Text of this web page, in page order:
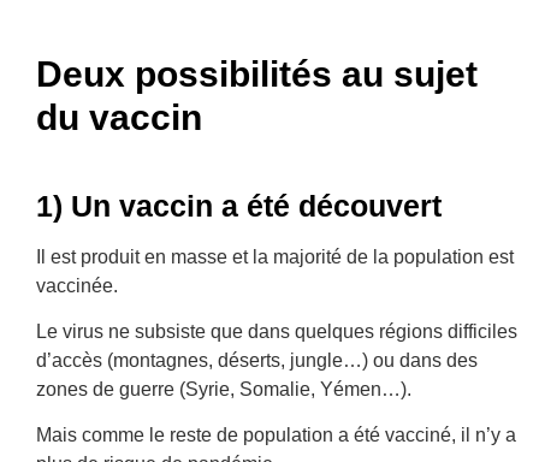
Deux possibilités au sujet
du vaccin
1) Un vaccin a été découvert
Il est produit en masse et la majorité de la population est
vaccinée.
Le virus ne subsiste que dans quelques régions difficiles
d’accès (montagnes, déserts, jungle…) ou dans des
zones de guerre (Syrie, Somalie, Yémen…).
Mais comme le reste de population a été vacciné, il n’y a